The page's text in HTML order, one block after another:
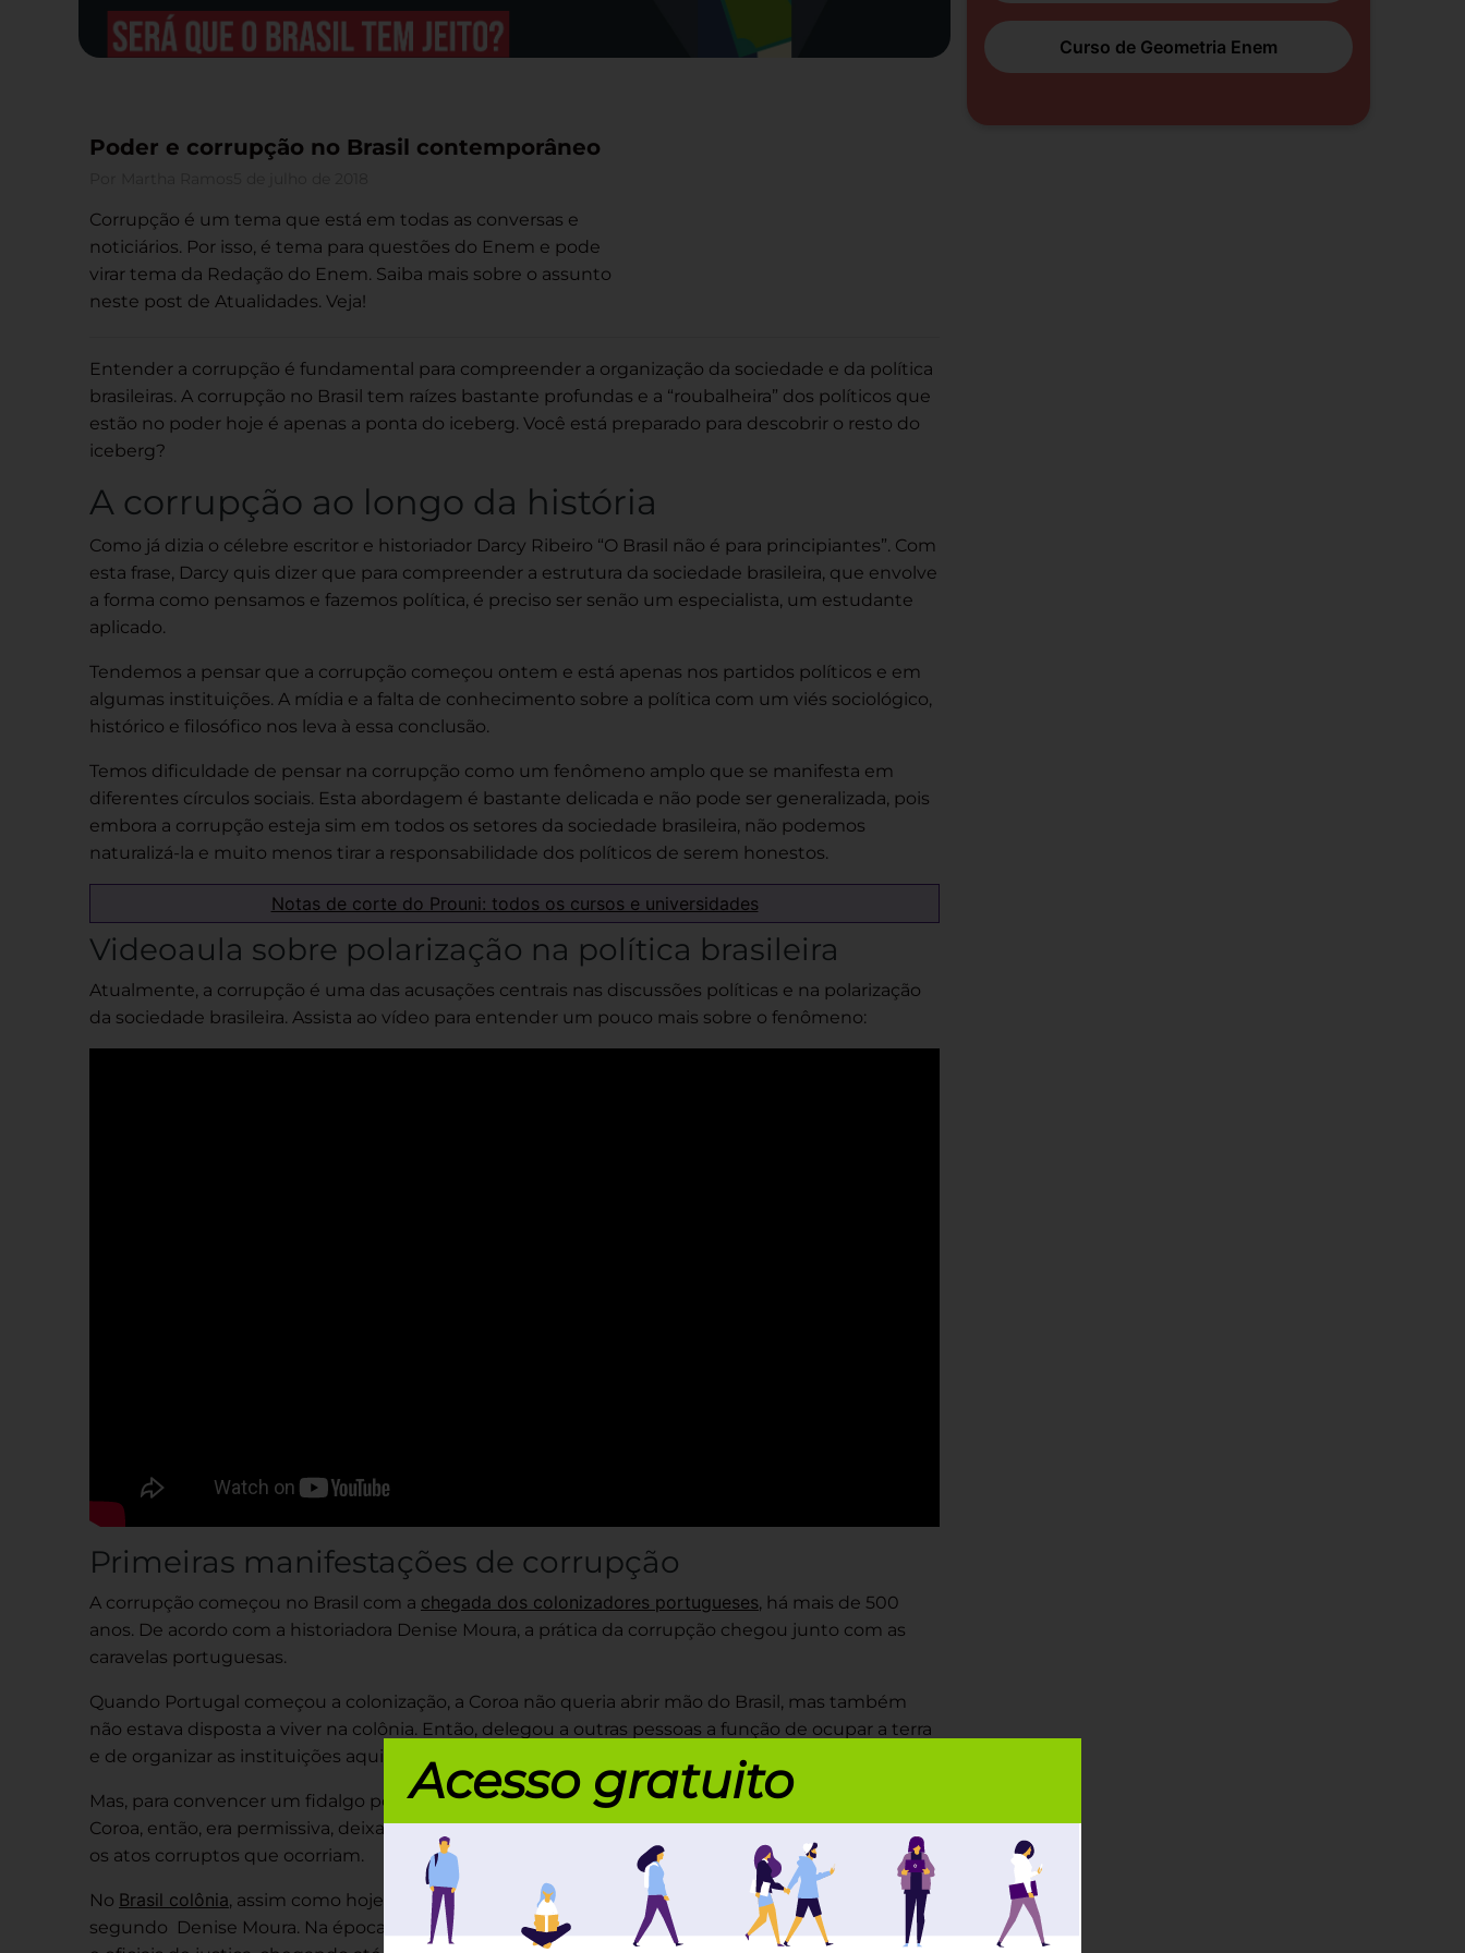
Poder e corrupção no Brasil contemporâneo
Corrupção é um tema que está em todas as conversas e
noticiários. Por isso, é tema para questões do Enem e pode
virar tema da Redação do Enem. Saiba mais sobre o assunto
neste post de Atualidades. Veja!
Entender a corrupção é fundamental para compreender a organização da sociedade e da política
brasileiras. A corrupção no Brasil tem raízes bastante profundas e a “roubalheira” dos políticos que
estão no poder hoje é apenas a ponta do iceberg. Você está preparado para descobrir o resto do
iceberg?
A corrupção ao longo da história
Como já dizia o célebre escritor e historiador Darcy Ribeiro “O Brasil não é para principiantes”. Com
esta frase, Darcy quis dizer que para compreender a estrutura da sociedade brasileira, que envolve
a forma como pensamos e fazemos política, é preciso ser senão um especialista, um estudante
aplicado.
Tendemos a pensar que a corrupção começou ontem e está apenas nos partidos políticos e em
algumas instituições. A mídia e a falta de conhecimento sobre a política com um viés sociológico,
histórico e filosófico nos leva à essa conclusão.
Temos dificuldade de pensar na corrupção como um fenômeno amplo que se manifesta em
diferentes círculos sociais. Esta abordagem é bastante delicada e não pode ser generalizada, pois
embora a corrupção esteja sim em todos os setores da sociedade brasileira, não podemos
naturalizá-la e muito menos tirar a responsabilidade dos políticos de serem honestos.
Notas de corte do Prouni: todos os cursos e universidades
Videoaula sobre polarização na política brasileira
Atualmente, a corrupção é uma das acusações centrais nas discussões políticas e na polarização
da sociedade brasileira. Assista ao vídeo para entender um pouco mais sobre o fenômeno:
Primeiras manifestações de corrupção
A corrupção começou no Brasil com a chegada dos colonizadores portugueses, há mais de 500
anos. De acordo com a historiadora Denise Moura, a prática da corrupção chegou junto com as
caravelas portuguesas.
Quando Portugal começou a colonização, a Coroa não queria abrir mão do Brasil, mas também
não estava disposta a viver na colônia. Então, delegou a outras pessoas a função de ocupar a terra
e de organizar as instituições aqui.
Mas, para convencer um fidalgo português a vir para cá, era preciso lhe oferecer “vantagens”. A
Coroa, então, era permissiva, deixava que trabalhassem sem vigilância, fazendo vista grossa para
os atos corruptos que ocorriam.
No Brasil colônia, assim como hoje, a corrupção permeava diversos níveis administrativos,
segundo Denise Moura. Na época, atingia desde o governador, passando por ouvidores, tabeliães
Curso de Geometria Enem
Acesso gratuito